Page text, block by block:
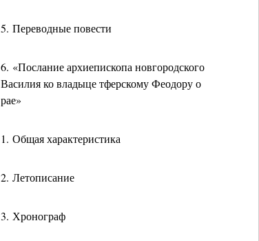
5. Переводные повести
6. «Послание архиепископа новгородского
Василия ко владыце тферскому Феодору о
рае»
1. Общая характеристика
2. Летописание
3. Хронограф